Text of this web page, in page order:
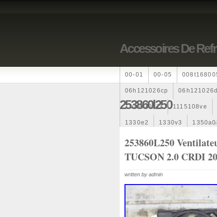
Accessoires De
00-01 00-05
06h121026cp
110607087r 1115108ve
1330e2 1330v3
1355d300195
163369-38070
1985-1987 1990-1997
1k0121205 1k0121205ab
253860l250
253860L250
TUCSON 2.0 CRDI
written by admin